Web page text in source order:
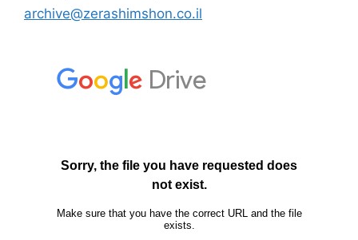
archive@zerashimshon.co.il